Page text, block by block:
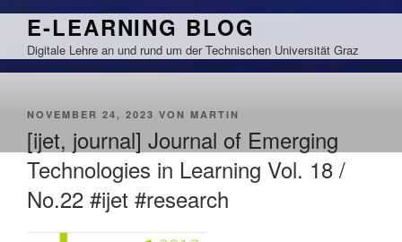
Zum
springen
E-LEARNING BLOG
Digitale Lehre an und rund um der Technischen Universität Graz
VERÖFFENTLICHT
NOVEMBER 24, 2023 VON MARTIN
[ijet, journal] Journal of Emerging
Technologies in Learning Vol. 18 /
No.22 #ijet #research